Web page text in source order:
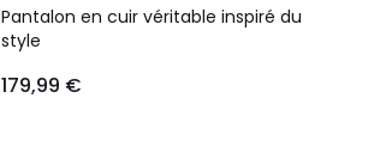
Pantalon en cuir véritable inspiré du
style
179,99 €